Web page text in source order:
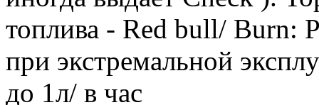
топлива - Red bull/ Burn:
при экстремальной
до 1л/ в час